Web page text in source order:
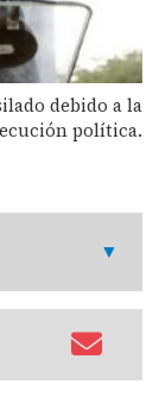
debido a la
política.